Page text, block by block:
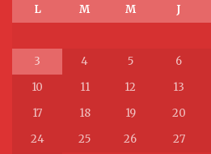
L M M J
3
4 5 6
10
11 12 13
17
18 19 20
24
25 26 27